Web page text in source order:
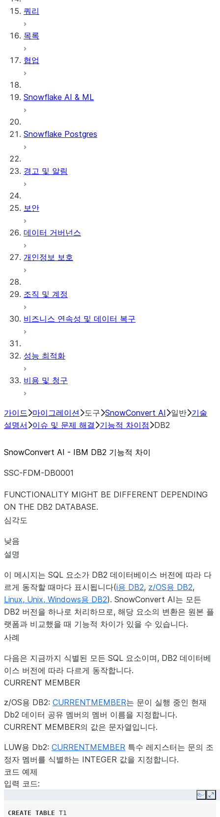
쿼리
목록
협업
Snowflake AI & ML
Snowflake Postgres
경고 및 알림
보안
데이터 거버넌스
개인정보 보호
조직 및 계정
비즈니스 연속성 및 데이터 복구
성능 최적화
비용 및 청구
가이드 마이그레이션 도구 SnowConvert AI 일반 기술
설명서
이슈 및 문제 해결 기능적 차이점 DB2
SnowConvert AI - IBM DB2 기능적 차이
SSC-FDM-DB0001
FUNCTIONALITY MIGHT BE DIFFERENT DEPENDING
ON THE DB2 DATABASE.
심각도
낮음
설명
이 메시지는 SQL 요소가 DB2 데이터베이스 버전에 따라 다
르게 동작할 때마다 표시됩니다(i용 DB2, z/OS용 DB2,
Linux, Unix, Windows용 DB2). SnowConvert AI는 모든
DB2 버전을 하나로 처리하므로, 해당 요소의 변환은 원본 플
랫폼과 비교했을 때 기능적 차이가 있을 수 있습니다.
사례
다음은 지금까지 식별된 모든 SQL 요소이며, DB2 데이터베
이스 버전에 따라 다르게 동작합니다.
CURRENT MEMBER
z/OS용 DB2: CURRENTMEMBER는 문이 실행 중인 현재
Db2 데이터 공유 멤버의 멤버 이름을 지정합니다.
CURRENT MEMBER의 값은 문자열입니다.
LUW용 Db2: CURRENTMEMBER 특수 레지스터는 문의 조
정자 멤버를 식별하는 INTEGER 값을 지정합니다.
코드 예제
입력 코드:
Copy
CREATE TABLE T1